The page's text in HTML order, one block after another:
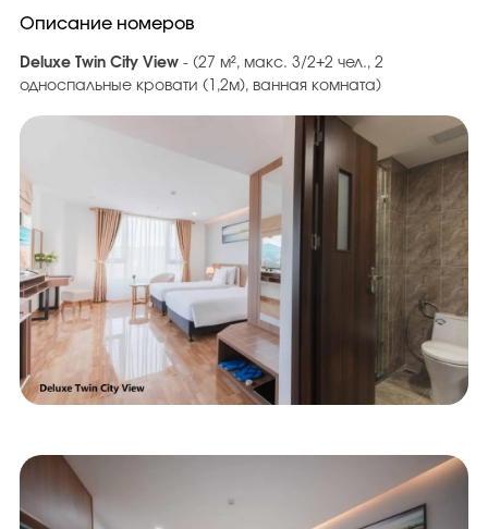
Описание номеров
Deluxe Twin City View - (27 м², макс. 3/2+2 чел., 2
односпальные кровати (1,2м), ванная комната)